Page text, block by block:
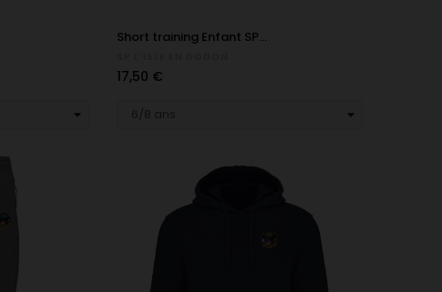
Short training Enfant SP...
Prix
17,50 €